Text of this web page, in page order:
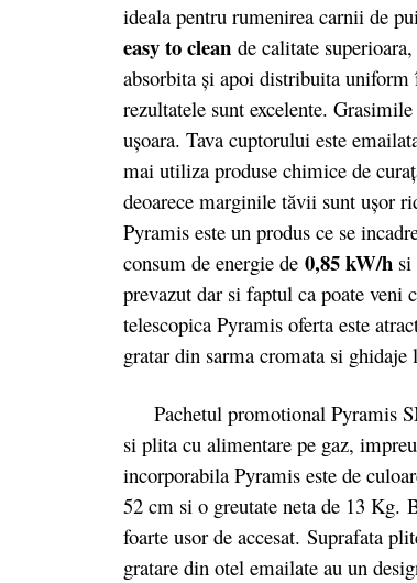
ideala pentru rumenirea carnii de
easy to clean de calitate
absorbita şi apoi distribuita
rezultatele sunt excelente.
uşoara. Tava cuptorului este
mai utiliza produse chimice de
deoarece marginile tăvii sunt ușor
Pyramis este un produs ce se
consum de energie de 0,85 kW/h si
prevazut dar si faptul ca poate veni
telescopica Pyramis oferta este
gratar din sarma cromata si ghidaje
Pachetul promotional Pyramis
si plita cu alimentare pe gaz,
incorporabila Pyramis este de
52 cm si o greutate neta de 13 Kg.
foarte usor de accesat. Suprafata
gratare din otel emailate au un